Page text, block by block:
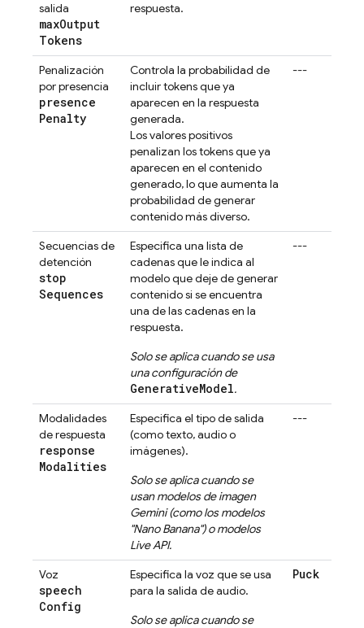
salida
maxOutput
Tokens
respuesta.
Penalización
por presencia
presence
Penalty
Controla la probabilidad de
incluir tokens que ya
aparecen en la respuesta
generada.
Los valores positivos
penalizan los tokens que ya
aparecen en el contenido
generado, lo que aumenta la
probabilidad de generar
contenido más diverso.
---
Secuencias de
detención
stop
Sequences
Especifica una lista de
cadenas que le indica al
modelo que deje de generar
contenido si se encuentra
una de las cadenas en la
respuesta.
Solo se aplica cuando se usa
una configuración de
GenerativeModel.
---
Modalidades
de respuesta
response
Modalities
Especifica el tipo de salida
(como texto, audio o
imágenes).
Solo se aplica cuando se
usan modelos de imagen
Gemini(como los modelos
"Nano Banana") o modelos
Live API.
---
Voz
speech
Config
Especifica la voz que se usa
para la salida de audio.
Solo se aplica cuando se
Puck